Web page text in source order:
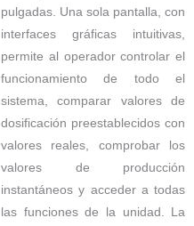
pulgadas. Una sola pantalla, con
interfaces gráficas intuitivas,
permite al operador controlar el
funcionamiento de todo el
sistema, comparar valores de
dosificación preestablecidos con
valores reales, comprobar los
valores de producción
instantáneos y acceder a todas
las funciones de la unidad. La